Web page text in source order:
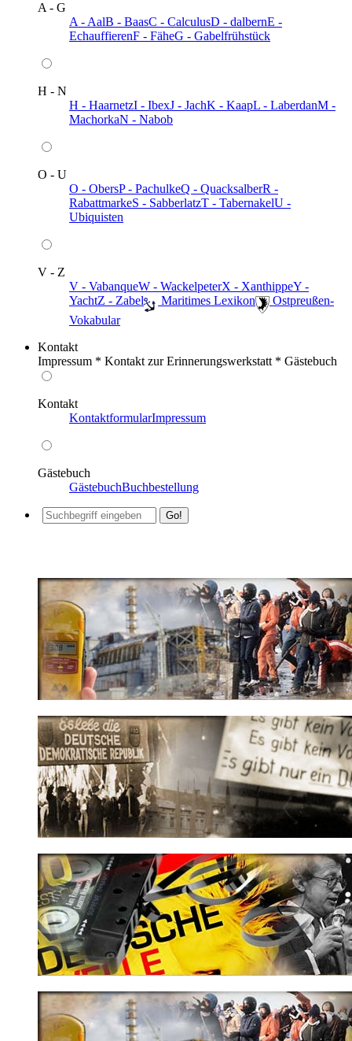
A - G
A - AalB - BaasC - CalculusD - dalbernE -
EchauffierenF - FäheG - Gabelfrühstück
H - N
H - HaarnetzI - IbexJ - JachK - KaapL - LaberdanM -
MachorkaN - Nabob
O - U
O - ObersP - PachulkeQ - QuacksalberR -
RabattmarkeS - SabberlatzT - TabernakelU -
Ubiquisten
V - Z
V - VabanqueW - WackelpeterX - XanthippeY -
YachtZ - Zabel ️ Maritimes Lexikon
️ Ostpreußen-
Vokabular
Kontakt
Impressum * Kontakt zur Erinnerungswerkstatt * Gästebuch
Kontakt
KontaktformularImpressum
Gästebuch
GästebuchBuchbestellung